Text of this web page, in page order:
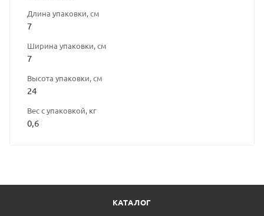
Длина упаковки, см
7
Ширина упаковки, см
7
Высота упаковки, см
24
Вес с упаковкой, кг
0,6
КАТАЛОГ